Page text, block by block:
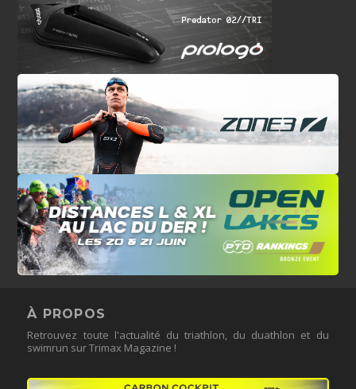
À PROPOS
Retrouvez toute l'actualité du triathlon, du duathlon et du
swimrun sur Trimax Magazine !